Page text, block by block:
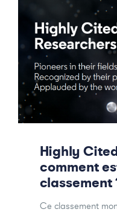
Highly
comment
classement
Ce classement